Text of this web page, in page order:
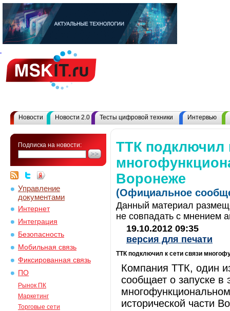
Новости Новости 2.0 Тесты цифровой техники Интервью
Подписка на новости:
Управление
документами
Интернет
Интеграция
Безопасность
Мобильная связь
Фиксированная связь
ПО
Рынок ПК
Маркетинг
Торговые сети
ТТК подключил
Воронеже
(Официальное
Данный материал
не совпадать с мнением
19.10.2012 09:35
версия для печати
ТТК подключил к сети связи
Компания ТТК, один
сообщает о запуске в
исторической части